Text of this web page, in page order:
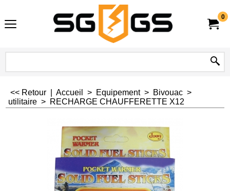
0
<< Retour Accueil > Equipement> Bivouac >
utilitaire > RECHARGE CHAUFFERETTE X12